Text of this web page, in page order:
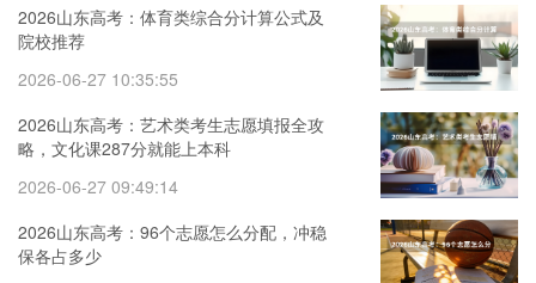
2026山东高考：体育类综合分计算公式及
院校推荐
2026-06-27 10:35:55
2026山东高考：艺术类考生志愿填报全攻
略，文化课287分就能上本科
2026-06-27 09:49:14
2026山东高考：96个志愿怎么分配，冲稳
保各占多少